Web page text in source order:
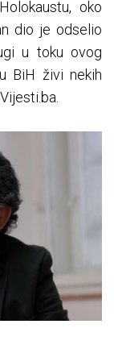
oko
dio je odselio
u toku ovog
BiH živi nekih